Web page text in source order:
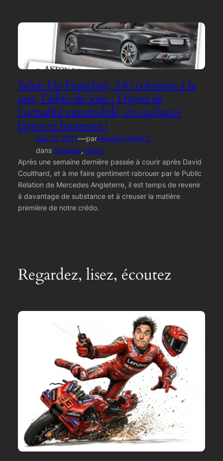
Salon De Francfort, 340 colonnes à la
une, l’édito du jour : Digest de
l’actualité automobile, en quelques
lignes et humeurs !
Sep 12, 2011—parHyperion KEATS
dans Dossiers, News
Après une semaine dernière passée à courir après David
Coulthard, et à me faire gentiment rabrouer par le Public
Relation de Mercedes Angleterre, il est temps de revenir
à davantage de substance et à creuser la matière
première de notre crédo.
Regardez, lisez, écoutez